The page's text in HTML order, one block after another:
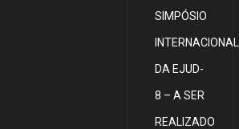
SIMPÓSIO
INTERNACIONAL
DA EJUD-
8 – A SER
REALIZADO